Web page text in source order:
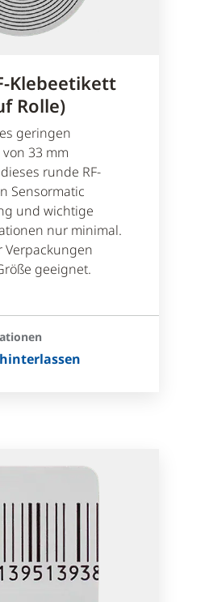
Klebeetikett
Rolle)
geringen
33 mm
runde RF-
Sensormatic
und wichtige
nur minimal.
Verpackungen
geeignet.